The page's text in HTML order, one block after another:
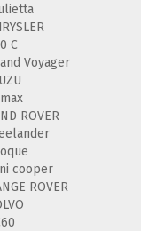
C
Voyager
ROVER
cooper
ROVER